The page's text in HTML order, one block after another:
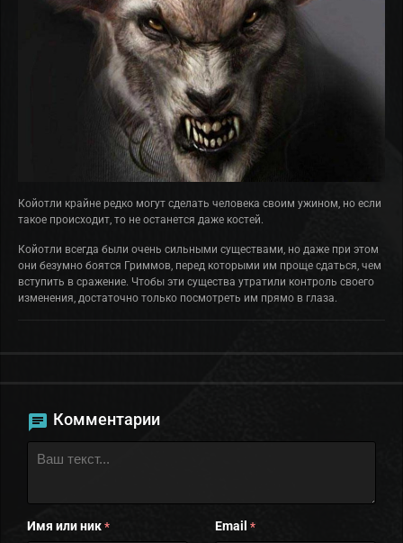
Койотли крайне редко могут сделать человека своим ужином, но если
такое происходит, то не останется даже костей.
Койотли всегда были очень сильными существами, но даже при этом
они безумно боятся Гриммов, перед которыми им проще сдаться, чем
вступить в сражение. Чтобы эти существа утратили контроль своего
изменения, достаточно только посмотреть им прямо в глаза.
Комментарии
Имя или ник * Email *